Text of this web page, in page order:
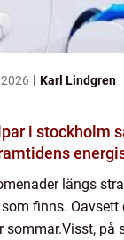
Karl Lindgren
stockholm så bygger
längs
finns. Oavsett
sommar.Visst, på